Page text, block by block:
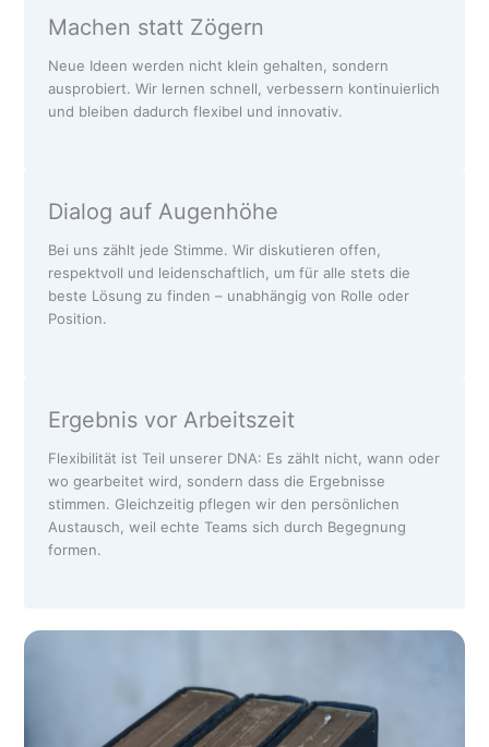
Machen statt Zögern
Neue Ideen werden nicht klein gehalten, sondern
ausprobiert. Wir lernen schnell, verbessern kontinuierlich
und bleiben dadurch flexibel und innovativ.
Dialog auf Augenhöhe
Bei uns zählt jede Stimme. Wir diskutieren offen,
respektvoll und leidenschaftlich, um für alle stets die
beste Lösung zu finden – unabhängig von Rolle oder
Position.
Ergebnis vor Arbeitszeit
Flexibilität ist Teil unserer DNA: Es zählt nicht, wann oder
wo gearbeitet wird, sondern dass die Ergebnisse
stimmen. Gleichzeitig pflegen wir den persönlichen
Austausch, weil echte Teams sich durch Begegnung
formen.